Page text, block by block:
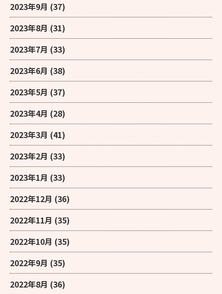
2023年9月 (37)
2023年8月 (31)
2023年7月 (33)
2023年6月 (38)
2023年5月 (37)
2023年4月 (28)
2023年3月 (41)
2023年2月 (33)
2023年1月 (33)
2022年12月 (36)
2022年11月 (35)
2022年10月 (35)
2022年9月 (35)
2022年8月 (36)